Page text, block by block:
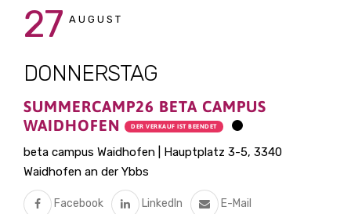
27 AUGUST
DONNERSTAG
SUMMERCAMP26 BETA CAMPUS
WAIDHOFEN
DER VERKAUF IST BEENDET
beta campus Waidhofen | Hauptplatz 3-5, 3340
Waidhofen an der Ybbs
Facebook LinkedIn E-Mail